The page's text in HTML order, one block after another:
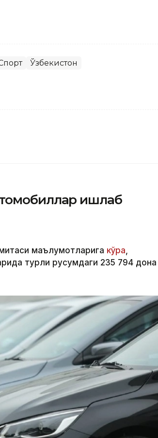
Ўзбекистон
ишлаб
маълумотларига кўра,
турли русумдаги 235 794 дона